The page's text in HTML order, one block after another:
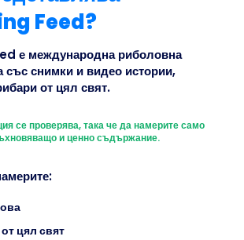
Feed?
е международна риболовна
със снимки и видео истории,
от цял свят.
се проверява, така че да намерите само
и ценно съдържание.
цял свят